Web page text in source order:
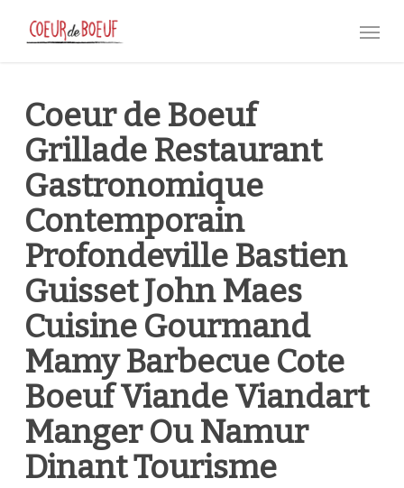
Menu
Coeur de Boeuf
Grillade Restaurant
Gastronomique
Contemporain
Profondeville Bastien
Guisset John Maes
Cuisine Gourmand
Mamy Barbecue Cote
Boeuf Viande Viandart
Manger Ou Namur
Dinant Tourisme